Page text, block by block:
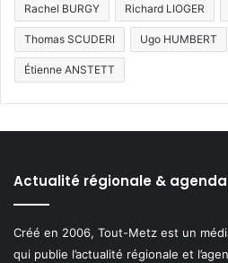
Rachel BURGY Richard LIOGER
Thomas SCUDERI Ugo HUMBERT
Étienne ANSTETT
Actualité régionale & agenda
Créé en 2006, Tout-Metz est un
qui publie l’actualité régionale et